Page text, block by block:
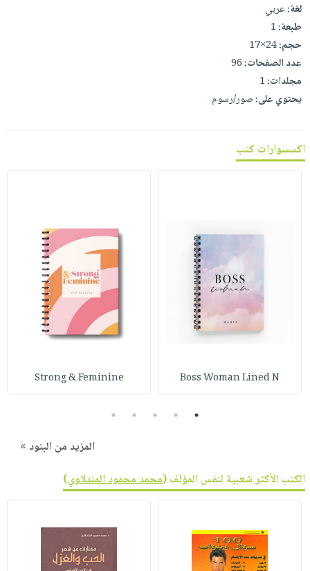
لغة:عربي
طبعة:1
حجم:24×17
عدد الصفحات:96
مجلدات:1
يحتوي على:صور/رسوم
اكسسوارات كتب
Boss Woman Lined N
Strong & Feminine
1
2
3
4
5
المزيد من البنود »
الكتب الأكثر شعبية لنفس المؤلف (محمد محمود المندلاوي)